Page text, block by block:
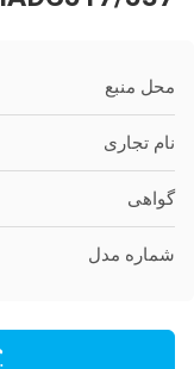
محل منبع
نام تجاری
گواهی
شماره مدل